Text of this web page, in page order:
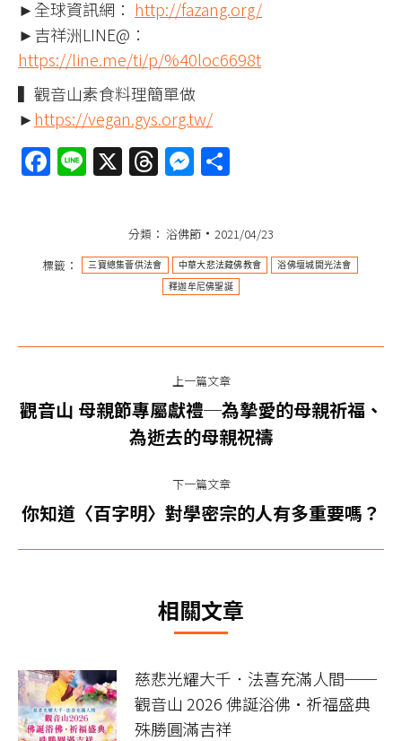
►全球資訊網： http://fazang.org/
►吉祥洲LINE@：
https://line.me/ti/p/%40loc6698t
▍觀音山素食料理簡單做
►https://vegan.gys.org.tw/
Facebook
Line
X Threads
Messenger
分類： 浴佛節
2021/04/23
標籤：
三寶總集薈供法會 中華大悲法藏佛教會 浴佛壇城開光法會
釋迦牟尼佛聖誕
章
上一篇文章
上
一
文
章：
觀音山 母親節專屬獻禮─為摯愛的母親祈福、
為逝去的母親祝禱
下一篇文章
下
章：
你知道〈百字明〉對學密宗的人有多重要嗎？
相關文章
慈悲光耀大千．法喜充滿人間──
觀音山 2026 佛誕浴佛•祈福盛典
殊勝圓滿吉祥